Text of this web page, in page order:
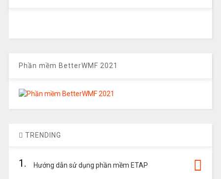
Phần mềm BetterWMF 2021
TRENDING
1. Hướng dẫn sử dụng phần mềm ETAP